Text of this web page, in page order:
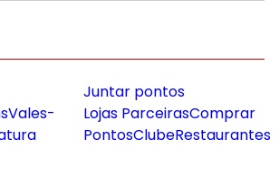
Vales-
Juntar pontos
Lojas ParceirasComprar
PontosClubeRestaurantes